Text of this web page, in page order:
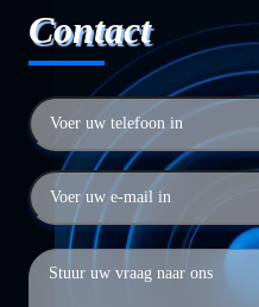
Contact